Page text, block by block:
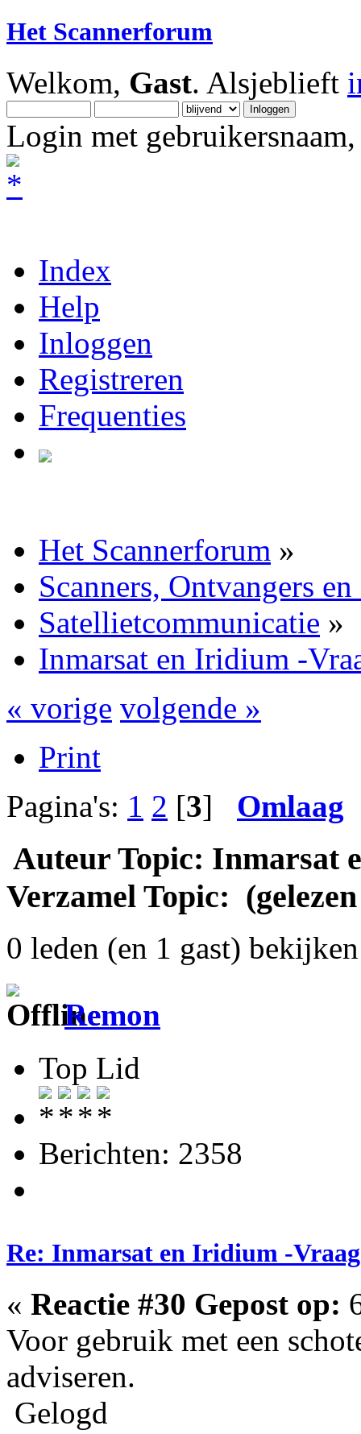
Het Scannerforum
Welkom, Gast. Alsjeblieft
Login met
Index
Help
Inloggen
Registreren
Frequenties
Het Scannerforum »
Scanners, Ontvangers
Satellietcommunicatie »
Inmarsat en Iridium -
« vorige volgende »
Print
Pagina's: 1 2 [3] Omlaag
Auteur Topic: Inmarsat
Verzamel Topic:
0 leden (en 1 gast)
Remon
Top Lid
Berichten: 2358
Re: Inmarsat en Iridium -
« Reactie #30 Gepost op:
Voor gebruik met een
adviseren.
Gelogd